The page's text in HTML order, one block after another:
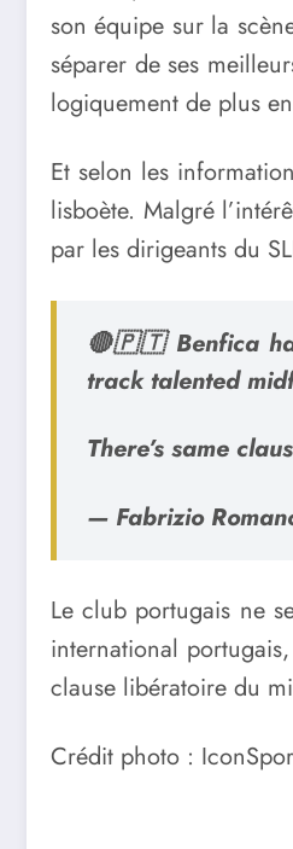
son équipe sur la
séparer de ses
logiquement de plus
Et selon les
lisboète. Malgré
par les dirigeants du
🔴🇵🇹 Benfica
track talented
There’s same
— Fabrizio
Le club portugais ne
international
clause libératoire du
Crédit photo :